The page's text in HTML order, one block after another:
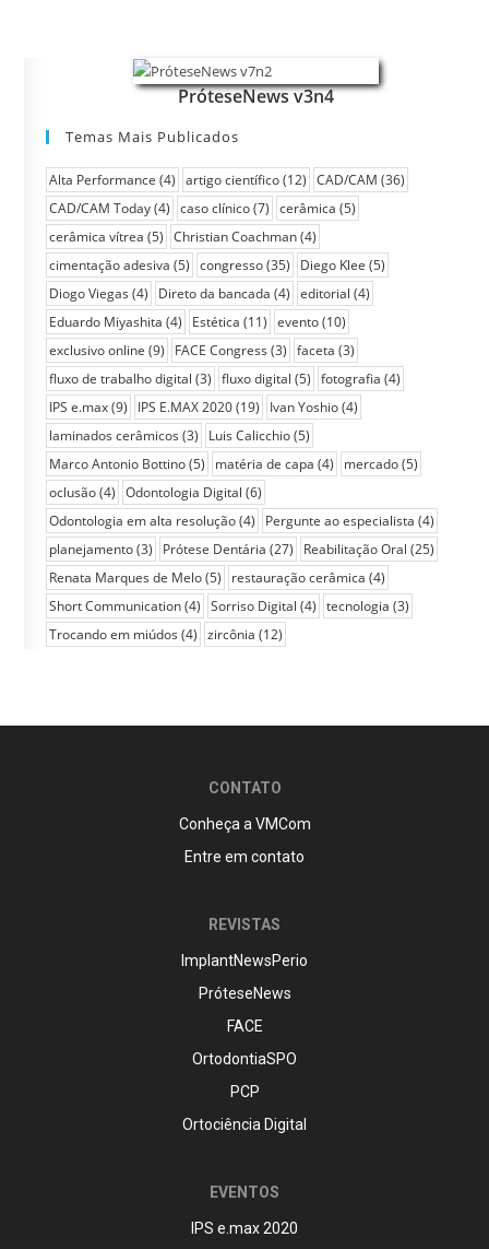
PróteseNews v3n4
Temas Mais Publicados
Alta Performance (4) artigo científico(12) CAD/CAM (36)
CAD/CAM Today(4) caso clínico(7) cerâmica (5)
cerâmica vítrea (5) Christian Coachman(4)
cimentação adesiva (5) congresso(35) Diego Klee (5)
Diogo Viegas (4) Direto da bancada (4) editorial (4)
Eduardo Miyashita (4) Estética (11) evento(10)
exclusivo online (9) FACE Congress (3) faceta (3)
fluxo de trabalho digital (3) fluxo digital (5) fotografia (4)
IPS e.max(9) IPS E.MAX 2020(19) Ivan Yoshio(4)
laminados cerâmicos (3) Luis Calicchio(5)
Marco Antonio Bottino(5) matéria de capa (4) mercado(5)
oclusão(4) Odontologia Digital (6)
Odontologia em alta resolução(4) Pergunte ao especialista (4)
planejamento(3) Prótese Dentária (27) Reabilitação Oral (25)
Renata Marques de Melo(5) restauração cerâmica (4)
Short Communication(4) Sorriso Digital (4) tecnologia (3)
Trocando em miúdos (4) zircônia (12)
CONTATO
Conheça a VMCom
Entre em contato
REVISTAS
ImplantNewsPerio
PróteseNews
FACE
OrtodontiaSPO
PCP
Ortociência Digital
EVENTOS
IPS e.max 2020